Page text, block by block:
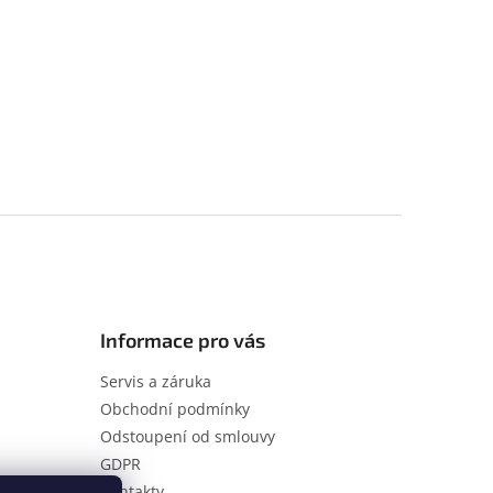
Informace pro vás
Servis a záruka
Obchodní podmínky
Odstoupení od smlouvy
GDPR